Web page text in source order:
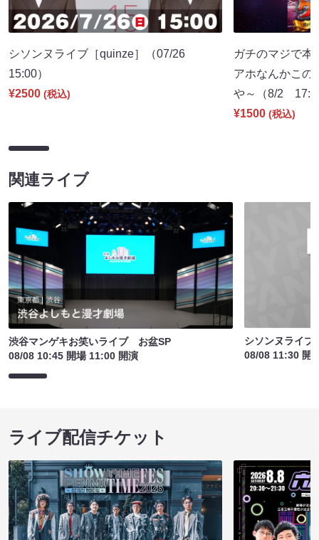
シソンヌライブ［quinze］（07/26
15:00）
¥2500 (税込)
ガチのマジで本
アホなんかこの
や～（8/2
¥1500 (税込)
関連ライブ
渋谷マンゲキお笑いライブ お盆SP
08/08 10:45 開場 11:00 開演
シソンヌライ
08/08 11:30 開
ライブ配信チケット